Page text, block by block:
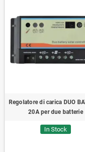
Regolatore di carica DUO
20A per due batterie
In Stock